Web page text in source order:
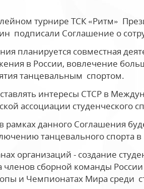
турнире ТСК «Ритм»
подписали Соглашение о
планируется совместная
в России, вовлечение
танцевальным спортом.
интересы СТСР в
ассоциации студенческого
рамках данного Соглашения
танцевального спорта
организаций - создание
членов сборной команды
и Чемпионатах Мира среди